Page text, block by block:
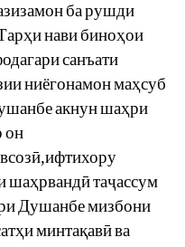
барушди
ҳинавибиноҳои
санъати
ниёгонамонмаҳсуб
акнуншаҳри
он
ӣ,ифтихору
шаҳрвандӣтаҷассум
Душанбемизбони
ҳиминтақавӣва